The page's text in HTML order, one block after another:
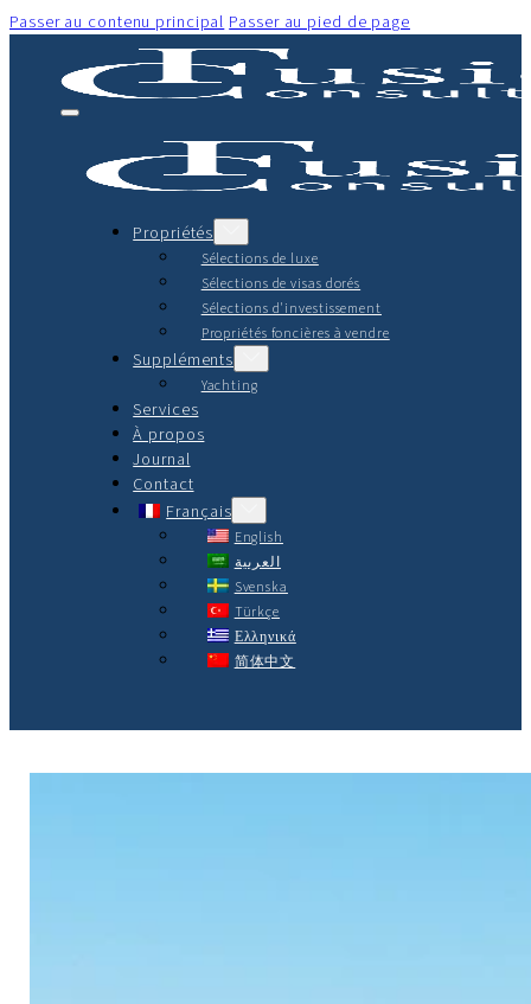
Passer au contenu principal Passer au pied de page
Propriétés
Sélections de luxe
Sélections de visas dorés
Sélections d'investissement
Propriétés foncières à vendre
Suppléments
Yachting
Services
À propos
Journal
Contact
Français
English
العربية
Svenska
Türkçe
Ελληνικά
简体中文